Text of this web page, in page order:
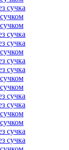
сучка
сучка
сучка
сучка
сучка
сучка
сучка
сучка
сучка